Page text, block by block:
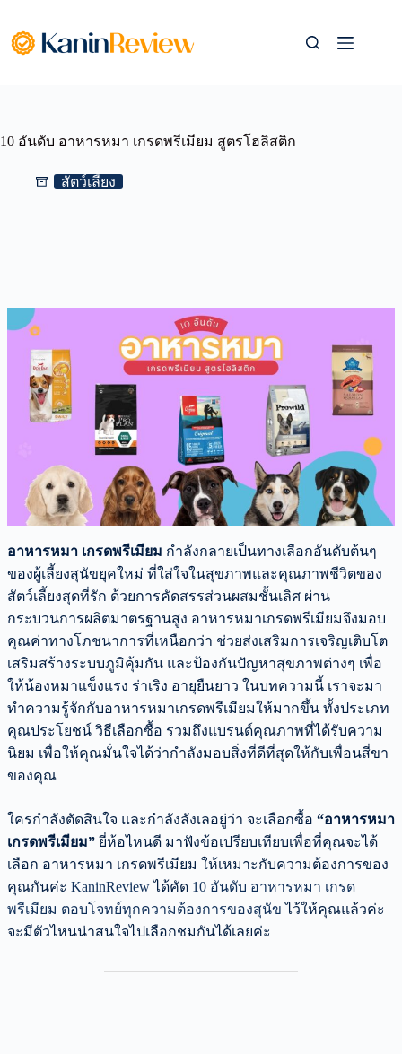
content
10 อันดับ อาหารหมา เกรดพรีเมียม สูตรโฮลิสติก
สัตว์เลี้ยง
อาหารหมา เกรดพรีเมียม กำลังกลายเป็นทางเลือกอันดับต้นๆ
ของผู้เลี้ยงสุนัขยุคใหม่ ที่ใส่ใจในสุขภาพและคุณภาพชีวิตของ
สัตว์เลี้ยงสุดที่รัก ด้วยการคัดสรรส่วนผสมชั้นเลิศ ผ่าน
กระบวนการผลิตมาตรฐานสูง อาหารหมาเกรดพรีเมียมจึงมอบ
คุณค่าทางโภชนาการที่เหนือกว่า ช่วยส่งเสริมการเจริญเติบโต
เสริมสร้างระบบภูมิคุ้มกัน และป้องกันปัญหาสุขภาพต่างๆ เพื่อ
ให้น้องหมาแข็งแรง ร่าเริง อายุยืนยาว ในบทความนี้ เราจะมา
ทำความรู้จักกับอาหารหมาเกรดพรีเมียมให้มากขึ้น ทั้งประเภท
คุณประโยชน์ วิธีเลือกซื้อ รวมถึงแบรนด์คุณภาพที่ได้รับความ
นิยม เพื่อให้คุณมั่นใจได้ว่ากำลังมอบสิ่งที่ดีที่สุดให้กับเพื่อนสี่ขา
ของคุณ
ใครกำลังตัดสินใจ และกำลังลังเลอยู่ว่า จะเลือกซื้อ “อาหารหมา
เกรดพรีเมียม” ยี่ห้อไหนดี มาฟังข้อเปรียบเทียบเพื่อที่คุณจะได้
เลือก อาหารหมา เกรดพรีเมียม ให้เหมาะกับความต้องการของ
คุณกันค่ะ KaninReviewได้คัด 10 อันดับ อาหารหมา เกรด
พรีเมียม ตอบโจทย์ทุกความต้องการของสุนัข ไว้ให้คุณแล้วค่ะ
จะมีตัวไหนน่าสนใจไปเลือกชมกันได้เลยค่ะ